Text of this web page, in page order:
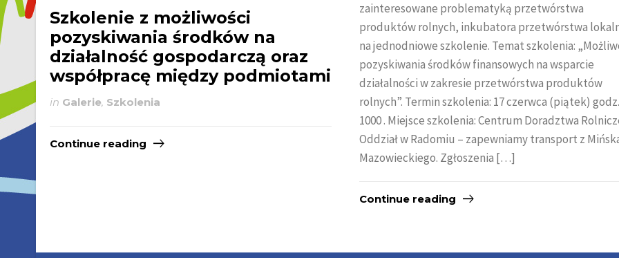
Szkolenie z możliwości
pozyskiwania środków na
działalność gospodarczą oraz
współpracę między podmiotami
in Galerie, Szkolenia
Continue reading
zainteresowane problematyką przetwórstwa
produktów rolnych, inkubatora przetwórstwa
na jednodniowe szkolenie. Temat szkolenia:
pozyskiwania środków finansowych na wsparcie
działalności w zakresie przetwórstwa produktów
rolnych”. Termin szkolenia: 17 czerwca (piątek) godz.
1000 . Miejsce szkolenia: Centrum Doradztwa
Oddział w Radomiu – zapewniamy transport z
Mazowieckiego. Zgłoszenia […]
Continue reading